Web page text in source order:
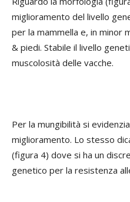
miglioramento del livello
per la mammella e, in minor
& piedi. Stabile il livello
muscolosità delle vacche.
Per la mungibilità si
miglioramento. Lo stesso
(figura 4) dove si ha un
genetico per la resistenza